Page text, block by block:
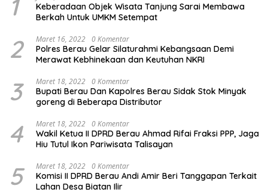
1
Keberadaan Objek Wisata Tanjung Sarai Membawa
Berkah Untuk UMKM Setempat
2 Maret 16, 2022 0 Komentar
Polres Berau Gelar Silaturahmi Kebangsaan Demi
Merawat Kebhinekaan dan Keutuhan NKRI
3 Maret 18, 2022 0 Komentar
Bupati Berau Dan Kapolres Berau Sidak Stok Minyak
goreng di Beberapa Distributor
4 Maret 18, 2022 0 Komentar
Wakil Ketua II DPRD Berau Ahmad Rifai Fraksi PPP, Jaga
Hiu Tutul Ikon Pariwisata Talisayan
5 Maret 18, 2022 0 Komentar
Komisi II DPRD Berau Andi Amir Beri Tanggapan Terkait
Lahan Desa Biatan Ilir